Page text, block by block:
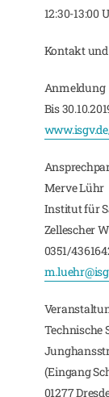
12:30-13:00
Kontakt
Anmeldung
Bis
Merve Lühr
Institut für
Zellescher
0351/
Technische
(Eingang
01277